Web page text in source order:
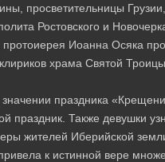
просветительницы
Ростовского и
Иоанна Осяка
храма Святой
праздника
праздник. Также девушки
жителей Иберийской
к истинной вере